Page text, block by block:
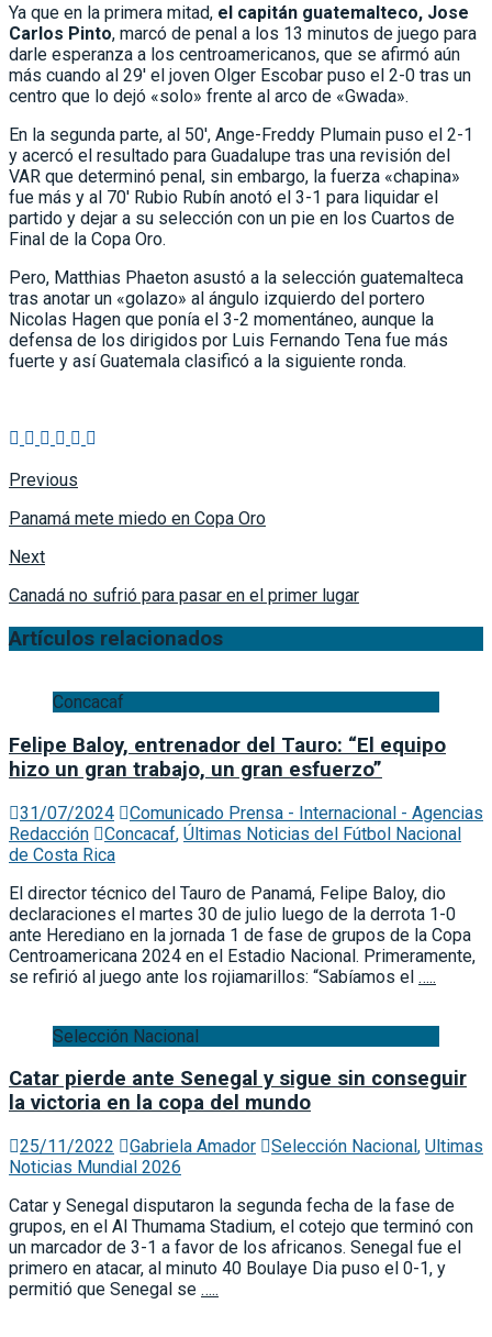
Ya que en la primera mitad, el capitán guatemalteco, Jose
Carlos Pinto, marcó de penal a los 13 minutos de juego para
darle esperanza a los centroamericanos, que se afirmó aún
más cuando al 29′ el joven Olger Escobar puso el 2-0 tras un
centro que lo dejó «solo» frente al arco de «Gwada».
En la segunda parte, al 50′, Ange-Freddy Plumain puso el 2-1
y acercó el resultado para Guadalupe tras una revisión del
VAR que determinó penal, sin embargo, la fuerza «chapina»
fue más y al 70′ Rubio Rubín anotó el 3-1 para liquidar el
partido y dejar a su selección con un pie en los Cuartos de
Final de la Copa Oro.
Pero, Matthias Phaeton asustó a la selección guatemalteca
tras anotar un «golazo» al ángulo izquierdo del portero
Nicolas Hagen que ponía el 3-2 momentáneo, aunque la
defensa de los dirigidos por Luis Fernando Tena fue más
fuerte y así Guatemala clasificó a la siguiente ronda.
Previous
Panamá mete miedo en Copa Oro
Next
Canadá no sufrió para pasar en el primer lugar
Artículos relacionados
Concacaf
Felipe Baloy, entrenador del Tauro: “El equipo
hizo un gran trabajo, un gran esfuerzo”
31/07/2024
Comunicado Prensa - Internacional - Agencias
Redacción
Concacaf, Últimas Noticias del Fútbol Nacional
de Costa Rica
El director técnico del Tauro de Panamá, Felipe Baloy, dio
declaraciones el martes 30 de julio luego de la derrota 1-0
ante Herediano en la jornada 1 de fase de grupos de la Copa
Centroamericana 2024 en el Estadio Nacional. Primeramente,
se refirió al juego ante los rojiamarillos: “Sabíamos el …..
Selección Nacional
Catar pierde ante Senegal y sigue sin conseguir
la victoria en la copa del mundo
25/11/2022 Gabriela Amador Selección Nacional, Ultimas
Noticias Mundial 2026
Catar y Senegal disputaron la segunda fecha de la fase de
grupos, en el Al Thumama Stadium, el cotejo que terminó con
un marcador de 3-1 a favor de los africanos. Senegal fue el
primero en atacar, al minuto 40 Boulaye Dia puso el 0-1, y
permitió que Senegal se …..